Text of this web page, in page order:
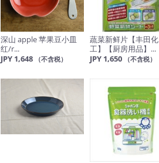
深山 apple 苹果豆小皿
红/r...
JPY 1,648
（不含税）
蔬菜新鲜片【丰田化
工】【厨房用品】...
JPY 1,650
（不含税）